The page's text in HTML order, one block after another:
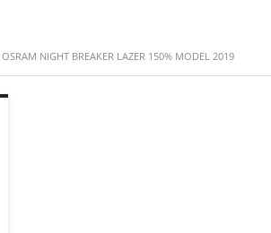
NIGHT BREAKER LAZER 150% MODEL 2019